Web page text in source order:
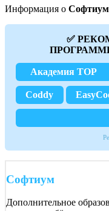
Информация о Софтиум
✅
Академия TOP
Coddy
Софтиум
Дополнительное